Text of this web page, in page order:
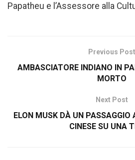
Papatheu e l’Assessore alla
Previous Post
AMBASCIATORE INDIANO IN
MORTO
Next Post
ELON MUSK DÀ UN PASSAGGIO
CINESE SU UNA